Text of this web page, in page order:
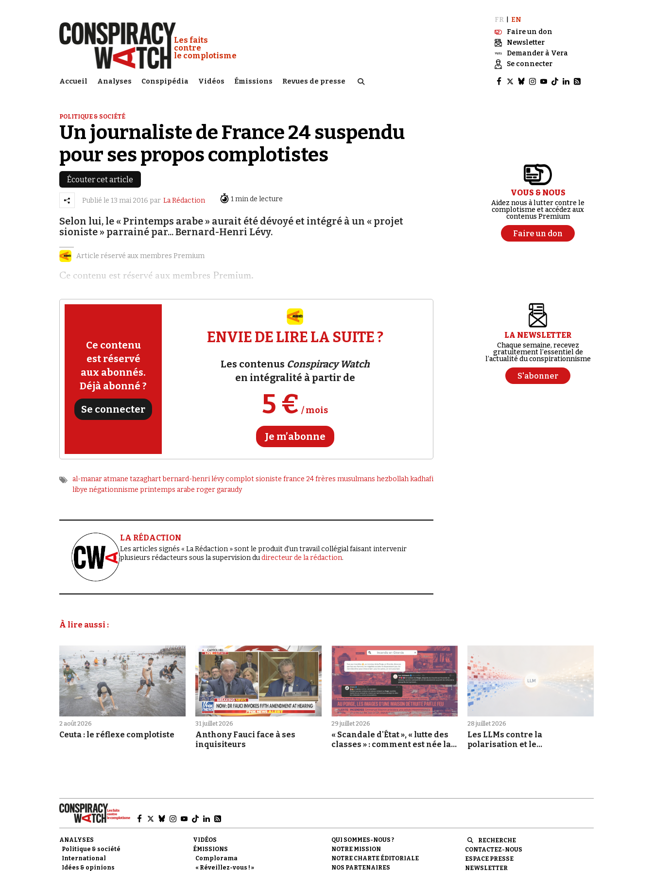
Conspiracy Watch :
Les faits
contre
le complotisme
Accueil Analyses Conspipédia Vidéos Émissions Revues de presse
FR
EN
Faire un don
Newsletter
Demander à Vera
Se connecter
POLITIQUE & SOCIÉTÉ
Un journaliste de France 24 suspendu
pour ses propos complotistes
Écouter cet article
Publié le 13 mai 2016 par La Rédaction 1 min de lecture
Selon lui, le « Printemps arabe » aurait été dévoyé et intégré à un « projet
sioniste » parrainé par... Bernard-Henri Lévy.
Article réservé aux membres Premium
Ce contenu est réservé aux membres Premium.
Ce contenu
est réservé
aux abonnés.
Déjà abonné ?
Se connecter
ENVIE DE LIRE LA SUITE ?
Les contenus Conspiracy Watch
en intégralité à partir de
5 € / mois
Je m’abonne
al-manar atmane tazaghartbernard-henri lévycomplot sioniste france 24frères musulmans hezbollahkadhafi
libye négationnisme printemps arabe roger garaudy
LA RÉDACTION
Les articles signés « La Rédaction » sont le produit d’un travail collégial faisant intervenir
plusieurs rédacteurs sous la supervision dudirecteur de la rédaction.
VOUS & NOUS
Aidez nous à lutter contre le
complotisme et accédez aux
contenus Premium
Faire un don
LA NEWSLETTER
Chaque semaine, recevez
gratuitement l’essentiel de
l’actualité du conspirationnisme
S'abonner
À lire aussi :
2 août 2026
Ceuta : le réflexe complotiste
31 juillet 2026
Anthony Fauci face à ses
inquisiteurs
29 juillet 2026
« Scandale d'État », « lutte des
classes » : comment est née la
28 juillet 2026
Les LLMs contre la
polarisation et le
ANALYSES
Politique & société
International
Idées & opinions
VIDÉOS
ÉMISSIONS
Complorama
« Réveillez-vous ! »
QUI SOMMES-NOUS ?
NOTRE MISSION
NOTRE CHARTE ÉDITORIALE
NOS PARTENAIRES
RECHERCHE
CONTACTEZ-NOUS
ESPACE PRESSE
NEWSLETTER